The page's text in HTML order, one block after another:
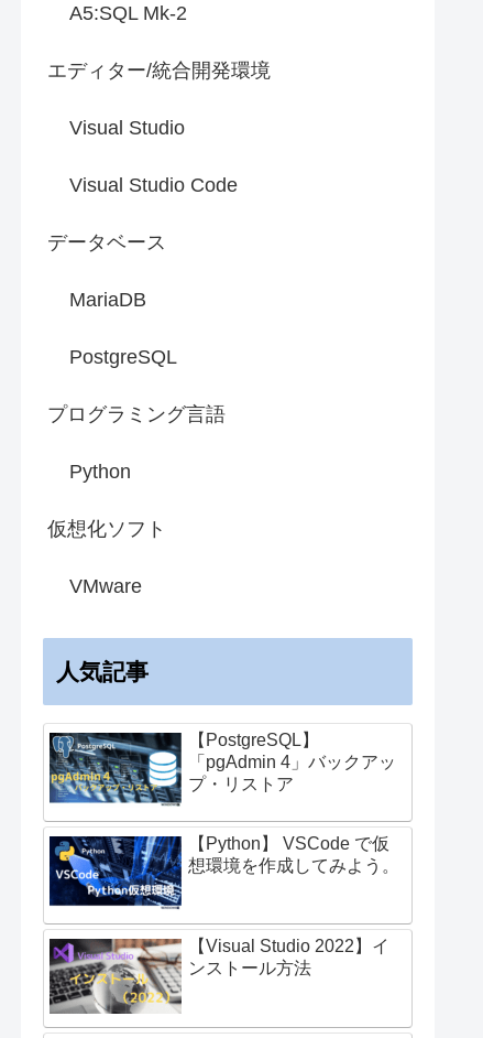
A5:SQL Mk-2
エディター/統合開発環境
Visual Studio
Visual Studio Code
データベース
MariaDB
PostgreSQL
プログラミング言語
Python
仮想化ソフト
VMware
人気記事
【PostgreSQL】
「pgAdmin 4」バックアッ
プ・リストア
【Python】 VSCode で仮
想環境を作成してみよう。
【Visual Studio 2022】イ
ンストール方法